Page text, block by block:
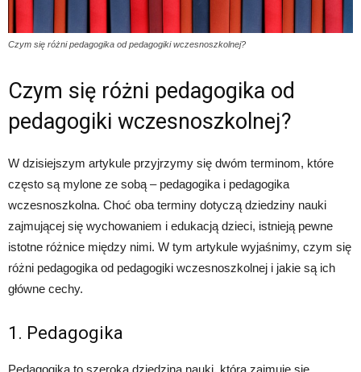
Czym się różni pedagogika od pedagogiki wczesnoszkolnej?
Czym się różni pedagogika od
pedagogiki wczesnoszkolnej?
W dzisiejszym artykule przyjrzymy się dwóm terminom, które
często są mylone ze sobą – pedagogika i pedagogika
wczesnoszkolna. Choć oba terminy dotyczą dziedziny nauki
zajmującej się wychowaniem i edukacją dzieci, istnieją pewne
istotne różnice między nimi. W tym artykule wyjaśnimy, czym się
różni pedagogika od pedagogiki wczesnoszkolnej i jakie są ich
główne cechy.
1. Pedagogika
Pedagogika to szeroka dziedzina nauki, która zajmuje się